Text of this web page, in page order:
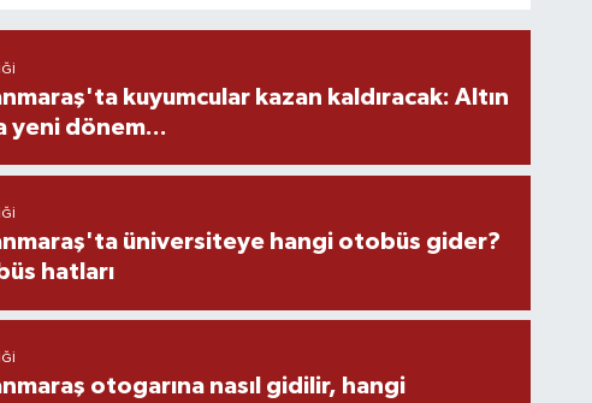
kuyumcular kazan kaldıracak: Altın
yeni dönem...
üniversiteye hangi otobüs gider?
hatları
otogarına nasıl gidilir, hangi